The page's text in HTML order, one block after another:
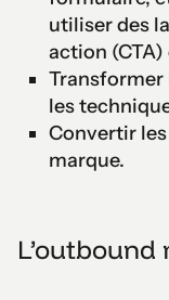
utiliser des
action
Transformer
les
Convertir
marque.